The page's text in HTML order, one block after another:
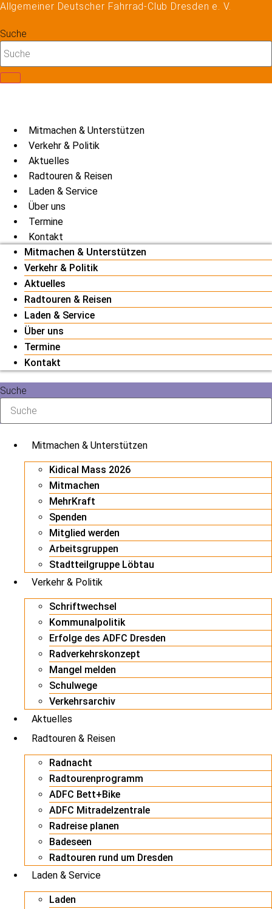
Zum
springen
Allgemeiner Deutscher Fahrrad-Club Dresden e. V.
Suche
Mitmachen & Unterstützen
Verkehr & Politik
Aktuelles
Radtouren & Reisen
Laden & Service
Über uns
Termine
Kontakt
Mitmachen & Unterstützen
Verkehr & Politik
Aktuelles
Radtouren & Reisen
Laden & Service
Über uns
Termine
Kontakt
Suche
Mitmachen & Unterstützen
Kidical Mass 2026
Mitmachen
MehrKraft
Spenden
Mitglied werden
Arbeitsgruppen
Stadtteilgruppe Löbtau
Verkehr & Politik
Schriftwechsel
Kommunalpolitik
Erfolge des ADFC Dresden
Radverkehrskonzept
Mangel melden
Schulwege
Verkehrsarchiv
Aktuelles
Radtouren & Reisen
Radnacht
Radtourenprogramm
ADFC Bett+Bike
ADFC Mitradelzentrale
Radreise planen
Badeseen
Radtouren rund um Dresden
Laden & Service
Laden